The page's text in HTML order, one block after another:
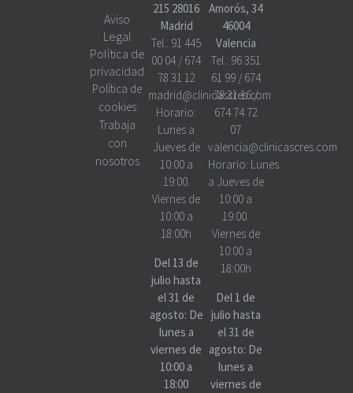
Aviso
Legal
Política de
privacidad
Política de
cookies
Trabaja
con
nosotros
215 28016
Madrid
Tel.: 91 445
00 04/ 674
78 31 12
madrid@clinicascres.com
Horario:
Lunes a
Jueves de
10:00 a
19:00.
Viernes de
10:00 a
18:00h
Del 13 de
julio hasta
el 31 de
agosto: De
lunes a
viernes de
10:00 a
18:00
Amorós, 34
46004
Valencia
Tel.: 96 351
61 99/ 674
78 31 16/
674 74 72
07
valencia@clinicascres.com
Horario: Lunes
a Jueves de
10:00 a
19:00.
Viernes de
10:00 a
18:00h
Del 1 de
julio hasta
el 31 de
agosto: De
lunes a
viernes de